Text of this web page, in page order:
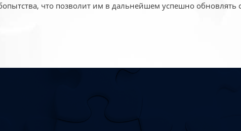
что позволит им в дальнейшем успешно обновлять